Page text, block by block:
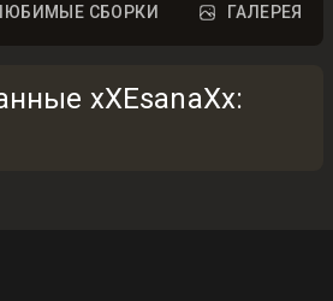
СБОРКИ ГАЛЕРЕЯ
xXEsanaXx: